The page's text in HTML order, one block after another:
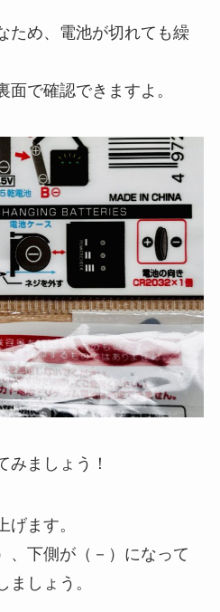
ため、電池が切れても繰
で確認できますよ。
みましょう！
げます。
、下側が（－）になって
ましょう。